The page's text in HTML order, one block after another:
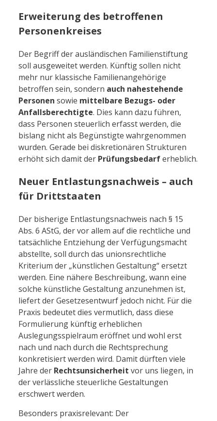
Erweiterung des betroffenen
Personenkreises
Der Begriff der ausländischen Familienstiftung
soll ausgeweitet werden. Künftig sollen nicht
mehr nur klassische Familienangehörige
betroffen sein, sondern auch nahestehende
Personen sowie mittelbare Bezugs- oder
Anfallsberechtigte. Dies kann dazu führen,
dass Personen steuerlich erfasst werden, die
bislang nicht als Begünstigte wahrgenommen
wurden. Gerade bei diskretionären Strukturen
erhöht sich damit der Prüfungsbedarferheblich.
Neuer Entlastungsnachweis – auch
für Drittstaaten
Der bisherige Entlastungsnachweis nach § 15
Abs. 6 AStG, der vor allem auf die rechtliche und
tatsächliche Entziehung der Verfügungsmacht
abstellte, soll durch das unionsrechtliche
Kriterium der „künstlichen Gestaltung“ ersetzt
werden. Eine nähere Beschreibung, wann eine
solche künstliche Gestaltung anzunehmen ist,
liefert der Gesetzesentwurf jedoch nicht. Für die
Praxis bedeutet dies vermutlich, dass diese
Formulierung künftig erheblichen
Auslegungsspielraum eröffnet und wohl erst
nach und nach durch die Rechtsprechung
konkretisiert werden wird. Damit dürften viele
Jahre der Rechtsunsicherheit vor uns liegen, in
der verlässliche steuerliche Gestaltungen
erschwert werden.
Besonders praxisrelevant: Der